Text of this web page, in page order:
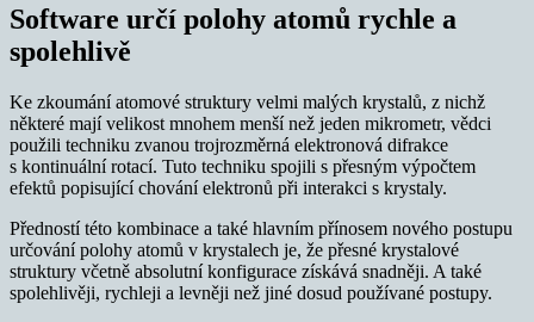
Software určí polohy atomů rychle a
spolehlivě
Ke zkoumání atomové struktury velmi malých krystalů, z nichž
některé mají velikost mnohem menší než jeden mikrometr, vědci
použili techniku zvanou trojrozměrná elektronová difrakce
s kontinuální rotací. Tuto techniku spojili s přesným výpočtem
efektů popisující chování elektronů při interakci s krystaly.
Předností této kombinace a také hlavním přínosem nového postupu
určování polohy atomů v krystalech je, že přesné krystalové
struktury včetně absolutní konfigurace získává snadněji. A také
spolehlivěji, rychleji a levněji než jiné dosud používané postupy.